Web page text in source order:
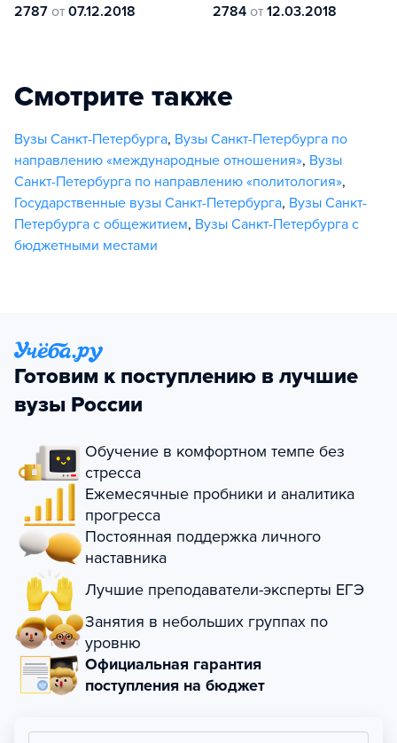
2787 от 07.12.2018
2784 от 12.03.2018
Смотрите также
Вузы Санкт-Петербурга, Вузы Санкт-Петербурга по
направлению «международные отношения», Вузы
Санкт-Петербурга по направлению «политология»,
Государственные вузы Санкт-Петербурга, Вузы Санкт-
Петербурга с общежитием, Вузы Санкт-Петербурга с
бюджетными местами
Готовим к поступлению в лучшие
вузы России
Обучение в комфортном темпе без
стресса
Ежемесячные пробники и аналитика
прогресса
Постоянная поддержка личного
наставника
Лучшие преподаватели-эксперты ЕГЭ
Занятия в небольших группах по
уровню
Официальная гарантия
поступления на бюджет